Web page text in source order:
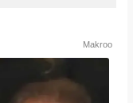
Makroo